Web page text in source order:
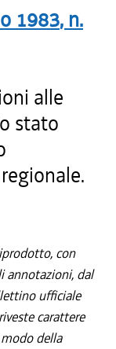
1983, n.
alle
stato
con
annotazioni, dal
ufficiale
carattere
della